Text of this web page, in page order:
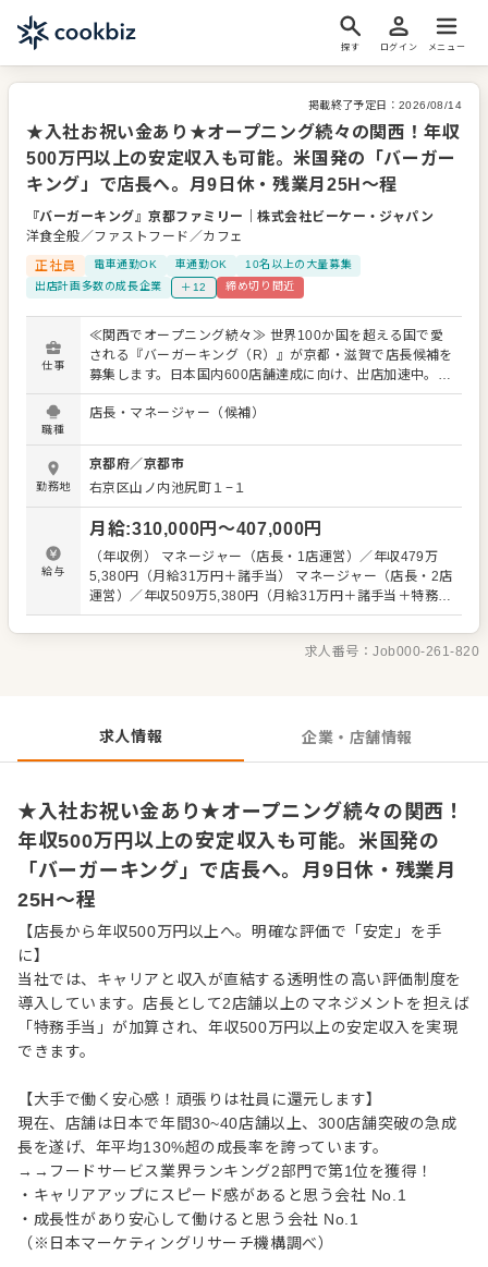
探す ログイン メニュー
掲載終了予定日： 2026/08/14
★入社お祝い金あり★オープニング続々の関西！年収
500万円以上の安定収入も可能。米国発の「バーガー
キング」で店長へ。月9日休・残業月25H～程
『バーガーキング』京都ファミリー ｜株式会社ビーケー・ジャパン
洋食全般／ファストフード／カフェ
正社員
電車通勤OK 車通勤OK
10名以上の大量募集
出店計画多数の成長企業
＋12 締め切り間近
仕事
≪関西でオープニング続々≫ 世界100か国を超える国で愛
される『バーガーキング（R）』が京都・滋賀で店長候補を
募集します。日本国内600店舗達成に向け、出店加速中。丁
寧な研修と明確な評価・昇進・昇格制度があり、 「マネジ
メントって自信がないな…」「経験なくて大丈夫かな」 と
のにして、SVのサポートの中、業務を運営しています。 と
いうのも当社ではマニュアルをきちんと整備。 「前の店長
はこうしていた」 「SVのBさんはこう言っていた」 などが
ないよう、正しい知識がスタッフ全員に等しく伝わるよう
に努めています。安心してキャリアアップをめざせる環境
です。 またスタッフの前職も様々で、飲食業界はもちろ
ん、元劇団員という人も。 「色んな世代、前職の人がいて
面白い」 「頑張った分の評価が見えるのがいい」 「ガツガ
て、お客様に喜んでもらってこそ…というスタンスがい
職種
店長・マネージャー（候補）
勤務地
京都府／京都市
右京区山ノ内池尻町１−１
給与
月給:310,000円〜407,000円
（年収例） マネージャー（店長・1店運営）／年収479万
5,380円（月給31万円＋諸手当） マネージャー（店長・2店
運営）／年収509万5,380円（月給31万円＋諸手当＋特務手
当） シニアマネージャー（1店運営）／年収541万4,040円
（月給35万円＋諸手当） シニアマネージャー（2店運営）
／年収571万4,040円（月給35万円＋諸手当＋特務手当）
し） ※固定残業代30時間分（55,230円～）を含む。超過分
求人番号：Job000-261-820
求人情報 企業・店舗情報
★入社お祝い金あり★オープニング続々の関西！
年収500万円以上の安定収入も可能。米国発の
「バーガーキング」で店長へ。月9日休・残業月
25H～程
【店長から年収500万円以上へ。明確な評価で「安定」を手
に】
当社では、キャリアと収入が直結する透明性の高い評価制度を
導入しています。店長として2店舗以上のマネジメントを担えば
「特務手当」が加算され、年収500万円以上の安定収入を実現
できます。
【大手で働く安心感！頑張りは社員に還元します】
現在、店舗は日本で年間30~40店舗以上、300店舗突破の急成
⻑を遂げ、年平均130%超の成⻑率を誇っています。
→→フードサービス業界ランキング2部門で第1位を獲得！
・キャリアアップにスピード感があると思う会社 No.1
・成長性があり安心して働けると思う会社 No.1
（※日本マーケティングリサーチ機構調べ）